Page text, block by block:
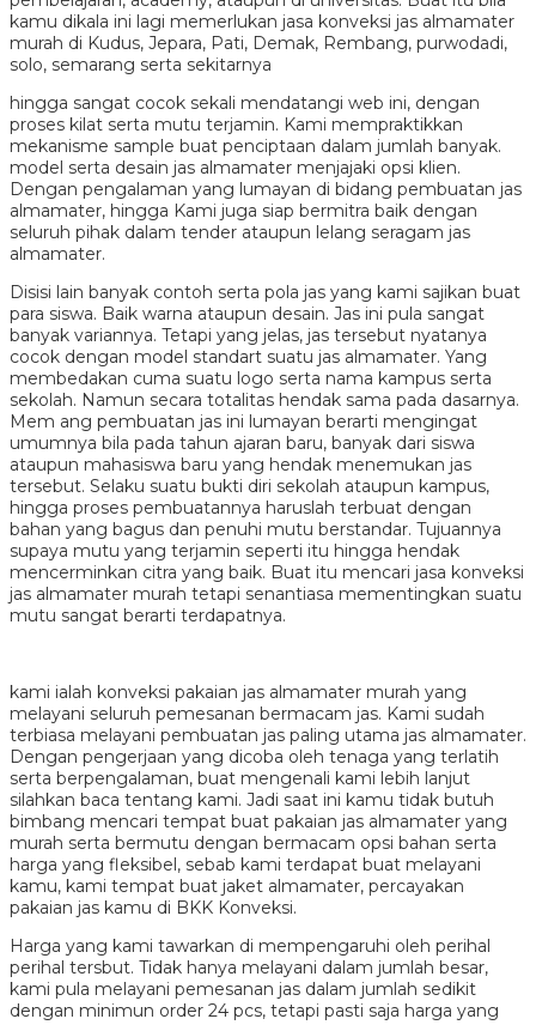
kamu dikala ini lagi memerlukan jasa konveksi jas almamater
murah di Kudus, Jepara, Pati, Demak, Rembang, purwodadi,
solo, semarang serta sekitarnya
hingga sangat cocok sekali mendatangi web ini, dengan
proses kilat serta mutu terjamin. Kami mempraktikkan
mekanisme sample buat penciptaan dalam jumlah banyak.
model serta desain jas almamater menjajaki opsi klien.
Dengan pengalaman yang lumayan di bidang pembuatan jas
almamater, hingga Kami juga siap bermitra baik dengan
seluruh pihak dalam tender ataupun lelang seragam jas
almamater.
Disisi lain banyak contoh serta pola jas yang kami sajikan buat
para siswa. Baik warna ataupun desain. Jas ini pula sangat
banyak variannya. Tetapi yang jelas, jas tersebut nyatanya
cocok dengan model standart suatu jas almamater. Yang
membedakan cuma suatu logo serta nama kampus serta
sekolah. Namun secara totalitas hendak sama pada dasarnya.
Mem ang pembuatan jas ini lumayan berarti mengingat
umumnya bila pada tahun ajaran baru, banyak dari siswa
ataupun mahasiswa baru yang hendak menemukan jas
tersebut. Selaku suatu bukti diri sekolah ataupun kampus,
hingga proses pembuatannya haruslah terbuat dengan
bahan yang bagus dan penuhi mutu berstandar. Tujuannya
supaya mutu yang terjamin seperti itu hingga hendak
mencerminkan citra yang baik. Buat itu mencari jasa konveksi
jas almamater murah tetapi senantiasa mementingkan suatu
mutu sangat berarti terdapatnya.
kami ialah konveksi pakaian jas almamater murah yang
melayani seluruh pemesanan bermacam jas. Kami sudah
terbiasa melayani pembuatan jas paling utama jas almamater.
Dengan pengerjaan yang dicoba oleh tenaga yang terlatih
serta berpengalaman, buat mengenali kami lebih lanjut
silahkan baca tentang kami. Jadi saat ini kamu tidak butuh
bimbang mencari tempat buat pakaian jas almamater yang
murah serta bermutu dengan bermacam opsi bahan serta
harga yang fleksibel, sebab kami terdapat buat melayani
kamu, kami tempat buat jaket almamater, percayakan
pakaian jas kamu di BKK Konveksi.
Harga yang kami tawarkan di mempengaruhi oleh perihal
perihal tersbut. Tidak hanya melayani dalam jumlah besar,
kami pula melayani pemesanan jas dalam jumlah sedikit
dengan minimun order 24 pcs, tetapi pasti saja harga yang